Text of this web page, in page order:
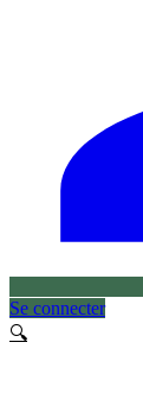
Se connecter
🔍